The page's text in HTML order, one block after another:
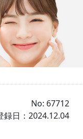
No: 67712
録日：2024.12.04